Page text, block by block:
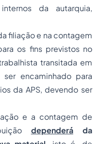
da autarquia,
filiaçãoe na contagem
os fins previstos no
transitada em
encaminhado para
da APS, devendo ser
e a contagem de
dependeráda